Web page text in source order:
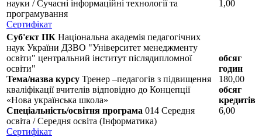
науки / Сучасні інформаційні технології та
програмування
Сертифікат
1,00
Суб'єкт ПК Національна академія педагогічних
наук України ДЗВО "Університет менеджменту
освіти" центральний інститут післядипломної
освіти"
Тема/назва курсу Тренер –педагогів з підвищення
кваліфікації вчителів відповідно до Концепції
«Нова українська школа»
Спеціальність/освітня програма 014 Середня
освіта / Середня освіта (Інформатика)
Сертифікат
обсяг
годин
180,00
обсяг
кредитів
6,00